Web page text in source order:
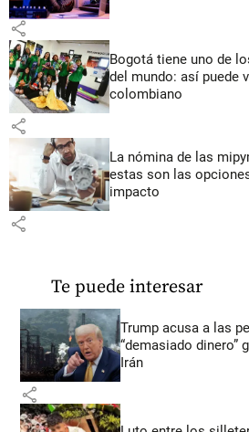
share
Bogotá tiene uno de
del mundo: así puede
colombiano
share
La nómina de las
estas son las
impacto
share
Te puede interesar
Trump acusa a las
“demasiado dinero”
Irán
share